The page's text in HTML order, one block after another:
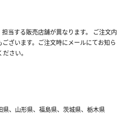
当する販売店舗が異なります。 ご注文内
ざいます。ご注文時にメールにてお知ら
さい。
、山形県、福島県、茨城県、栃木県